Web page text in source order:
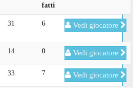
fatti
31 6 Vedi giocatore
14 0 Vedi giocatore
33 7 Vedi giocatore